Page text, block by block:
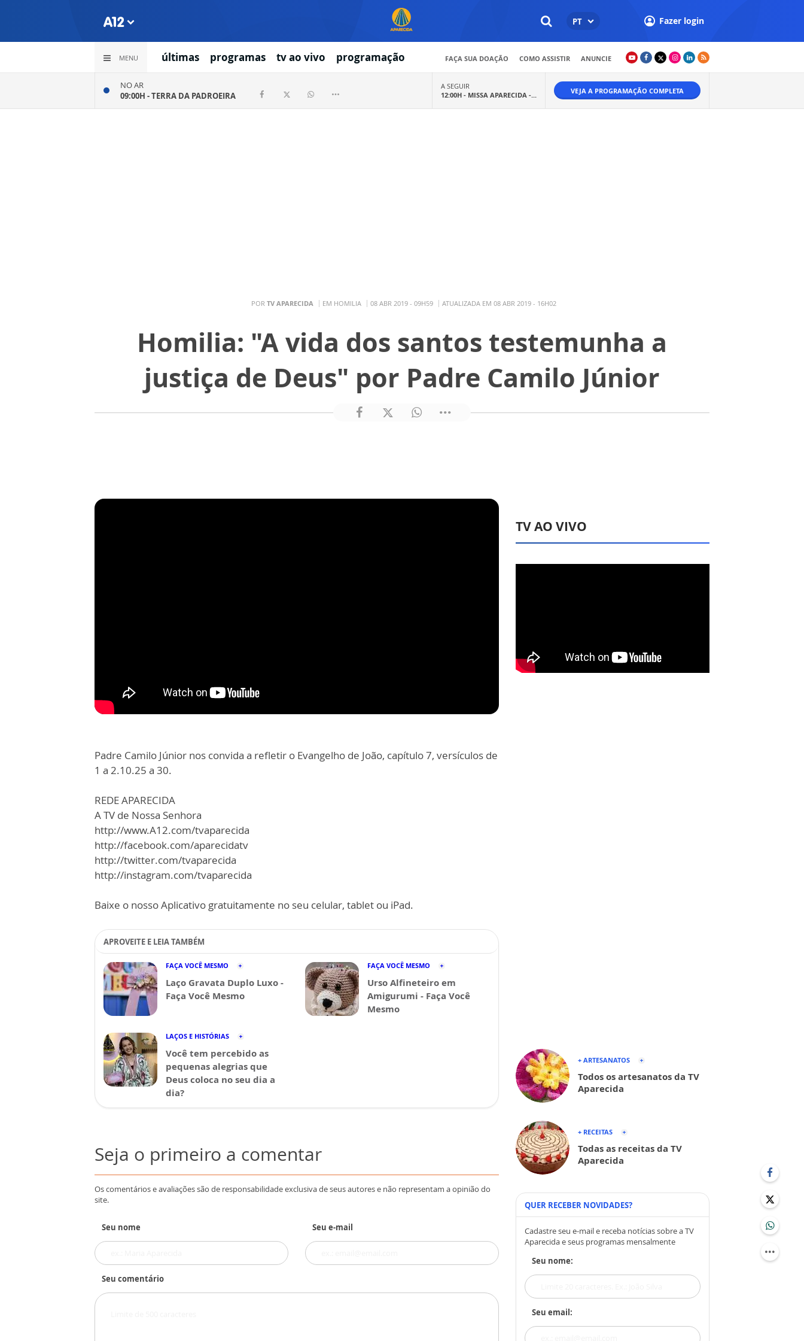
PT Fazer login
MENU últimas programas tv ao vivo programação FAÇA SUA DOAÇÃO COMO ASSISTIR ANUNCIE
NO AR
09:00H -TERRA DA PADROEIRA
A SEGUIR
12:00H - MISSA APARECIDA -... VEJA A PROGRAMAÇÃO COMPLETA
POR TV APARECIDA EM HOMILIA 08 ABR 2019 - 09H59 ATUALIZADA EM 08 ABR 2019 - 16H02
Homilia: "A vida dos santos testemunha a
justiça de Deus" por Padre Camilo Júnior
Padre Camilo Júnior nos convida a refletir o Evangelho de João, capítulo 7, versículos de
1 a 2.10.25 a 30.
REDE APARECIDA
A TV de Nossa Senhora
http://www.A12.com/tvaparecida
http://facebook.com/aparecidatv
http://twitter.com/tvaparecida
http://instagram.com/tvaparecida
Baixe o nosso Aplicativo gratuitamente no seu celular, tablet ou iPad.
APROVEITE E LEIA TAMBÉM
FAÇA VOCÊ MESMO
Laço Gravata Duplo Luxo -
Faça Você Mesmo
FAÇA VOCÊ MESMO
Urso Alfineteiro em
Amigurumi - Faça Você
Mesmo
LAÇOS E HISTÓRIAS
Você tem percebido as
pequenas alegrias que
Deus coloca no seu dia a
dia?
Seja o primeiro a comentar
Os comentários e avaliações são de responsabilidade exclusiva de seus autores e não representam a opinião do
site.
Seu nome Seu e-mail
Seu comentário
TV AO VIVO
+ ARTESANATOS
Todos os artesanatos da TV
Aparecida
+ RECEITAS
Todas as receitas da TV
Aparecida
QUER RECEBER NOVIDADES?
Cadastre seu e-mail e receba notícias sobre a TV
Aparecida e seus programas mensalmente
Seu nome:
Seu email: